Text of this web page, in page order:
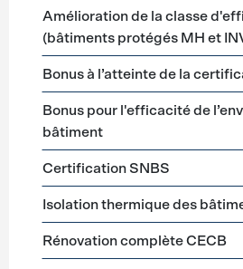
Förderprogramme
Amélioration de la classe
(bâtiments protégés MH et
Bonus à l’atteinte de la
Bonus pour l'efficacité de
bâtiment
Certification SNBS
Isolation thermique des
Rénovation complète CECB